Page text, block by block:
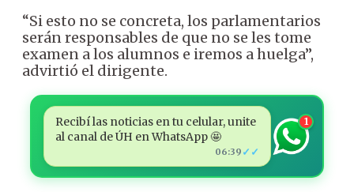
“Si esto no se concreta, los parlamentarios
serán responsables de que no se les tome
examen a los alumnos e iremos a huelga”,
advirtió el dirigente.
Recibí las noticias en tu celular, unite
al canal de ÚH en WhatsApp 🤩
06:39 ✓✓
1